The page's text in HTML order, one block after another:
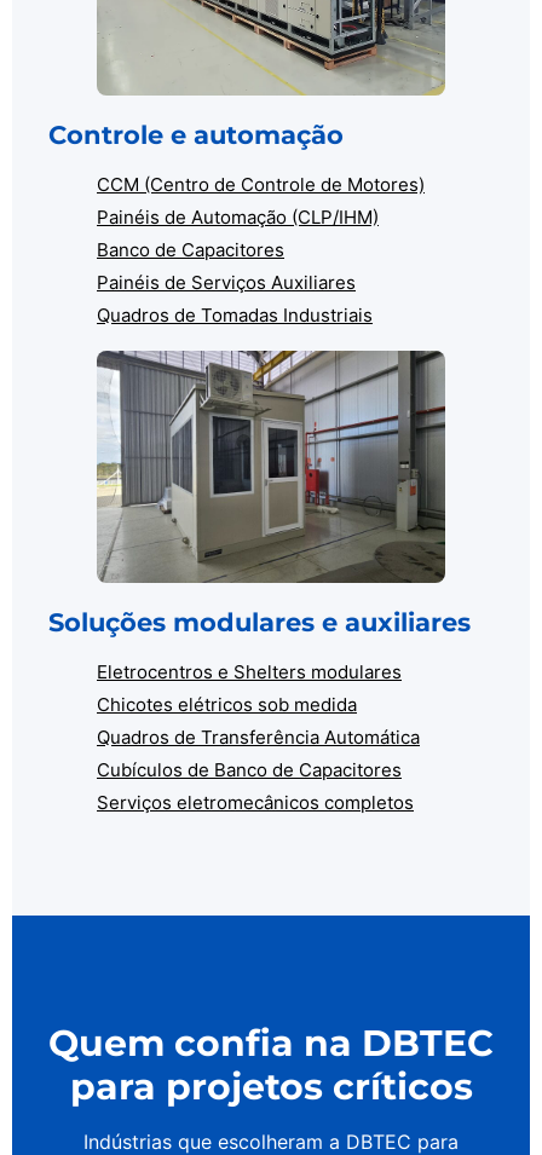
Controle e automação
CCM (Centro de Controle de Motores)
Painéis de Automação (CLP/IHM)
Banco de Capacitores
Painéis de Serviços Auxiliares
Quadros de Tomadas Industriais
Soluções modulares e auxiliares
Eletrocentros e Shelters modulares
Chicotes elétricos sob medida
Quadros de Transferência Automática
Cubículos de Banco de Capacitores
Serviços eletromecânicos completos
Quem confia na DBTEC
para projetos críticos
Indústrias que escolheram a DBTEC para